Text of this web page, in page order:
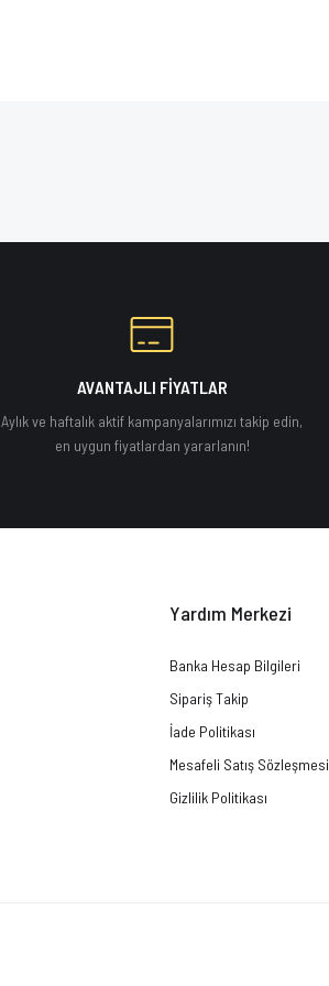
AVANTAJLI FİYATLAR
Aylık ve haftalık aktif kampanyalarımızı takip edin,
en uygun fiyatlardan yararlanın!
Yardım Merkezi
Banka Hesap Bilgileri
Sipariş Takip
İade Politikası
Mesafeli Satış Sözleşmesi
Gizlilik Politikası